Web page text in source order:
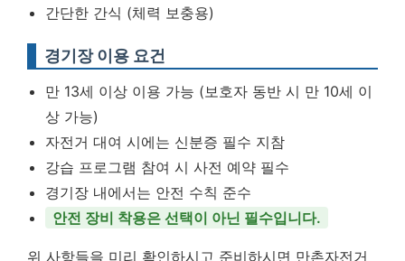
간단한 간식 (체력 보충용)
경기장 이용 요건
만 13세 이상 이용 가능 (보호자 동반 시 만 10세 이
상 가능)
자전거 대여 시에는 신분증 필수 지참
강습 프로그램 참여 시 사전 예약 필수
경기장 내에서는 안전 수칙 준수
안전 장비 착용은 선택이 아닌 필수입니다.
위 사항들을 미리 확인하시고 준비하시면 만촌자전거